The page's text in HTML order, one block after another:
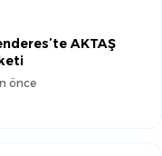
AKTAŞ
önce